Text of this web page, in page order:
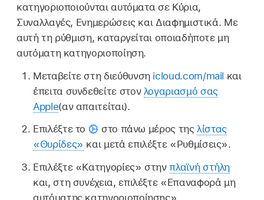
κατηγοριοποιούνται αυτόματα σε Κύρια,
Συναλλαγές, Ενημερώσεις και Διαφημιστικά. Με
αυτή τη ρύθμιση, καταργείται οποιαδήποτε μη
αυτόματη κατηγοριοποίηση.
Μεταβείτε στη διεύθυνση icloud.com/mail και
έπειτα συνδεθείτε στον λογαριασμό σας
Apple(αν απαιτείται).
Επιλέξτε το
στο πάνω μέρος τηςλίστας
«Θυρίδες» και μετά επιλέξτε «Ρυθμίσεις».
Επιλέξτε «Κατηγορίες» στηνπλαϊνή στήλη
και, στη συνέχεια, επιλέξτε «Επαναφορά μη